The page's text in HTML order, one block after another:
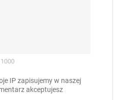
IP zapisujemy w naszej
akceptujesz